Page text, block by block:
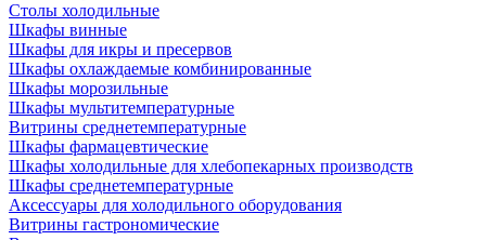
Столы холодильные
Шкафы винные
Шкафы для икры и пресервов
Шкафы охлаждаемые комбинированные
Шкафы морозильные
Шкафы мультитемпературные
Витрины среднетемпературные
Шкафы фармацевтические
Шкафы холодильные для хлебопекарных производств
Шкафы среднетемпературные
Аксессуары для холодильного оборудования
Витрины гастрономические